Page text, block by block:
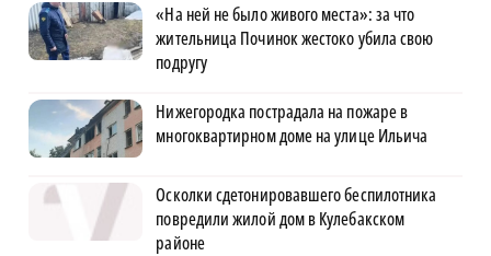
«На ней не было живого места»: за что
жительница Починок жестоко убила свою
подругу
Нижегородка пострадала на пожаре в
многоквартирном доме на улице Ильича
Осколки сдетонировавшего беспилотника
повредили жилой дом в Кулебакском
районе